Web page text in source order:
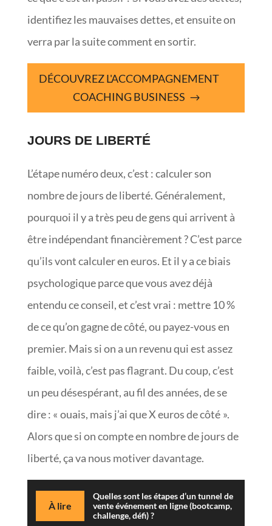
identifiez les mauvaises dettes, et ensuite on
verra par la suite comment en sortir.
DÉCOUVREZ L'ACCOMPAGNEMENT
COACHING BUSINESS
JOURS DE LIBERTÉ
L’étape numéro deux, c’est : calculer son
nombre de jours de liberté. Généralement,
pourquoi il y a très peu de gens qui arrivent à
être indépendant financièrement ? C’est parce
qu’ils vont calculer en euros. Et il y a ce biais
psychologique parce que vous avez déjà
entendu ce conseil, et c’est vrai : mettre 10 %
de ce qu’on gagne de côté, ou payez-vous en
premier. Mais si on a un revenu qui est assez
faible, voilà, c’est pas flagrant. Du coup, c’est
un peu désespérant, au fil des années, de se
dire : « ouais, mais j’ai que X euros de côté ».
Alors que si on compte en nombre de jours de
liberté, ça va nous motiver davantage.
À lire
Quelles sont les étapes d’un tunnel de
vente événement en ligne (bootcamp,
challenge, défi) ?